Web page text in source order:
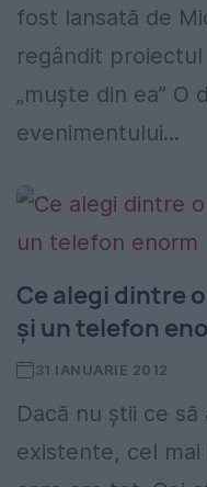
fost lansată de
regândit
„muște din ea” O
evenimentului...
Ce alegi dintre
şi un telefon
31 IANUARIE 2012
Dacă nu ştii ce
existente, cel